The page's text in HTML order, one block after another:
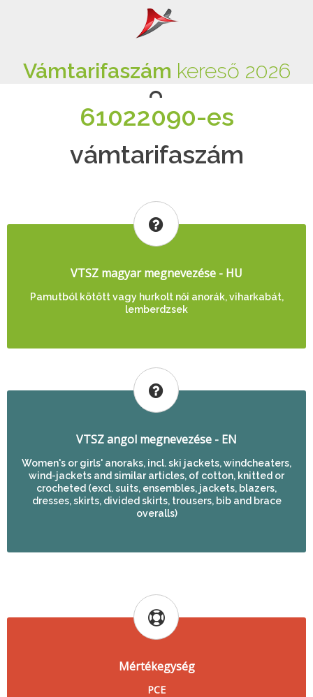
Vámtarifaszám kereső 2026
61022090-es
vámtarifaszám
VTSZ magyar megnevezése - HU
Pamutból kötött vagy hurkolt női anorák, viharkabát,
lemberdzsek
VTSZ angol megnevezése - EN
Women's or girls' anoraks, incl. ski jackets, windcheaters,
wind-jackets and similar articles, of cotton, knitted or
crocheted (excl. suits, ensembles, jackets, blazers,
dresses, skirts, divided skirts, trousers, bib and brace
overalls)
Mértékegység
PCE